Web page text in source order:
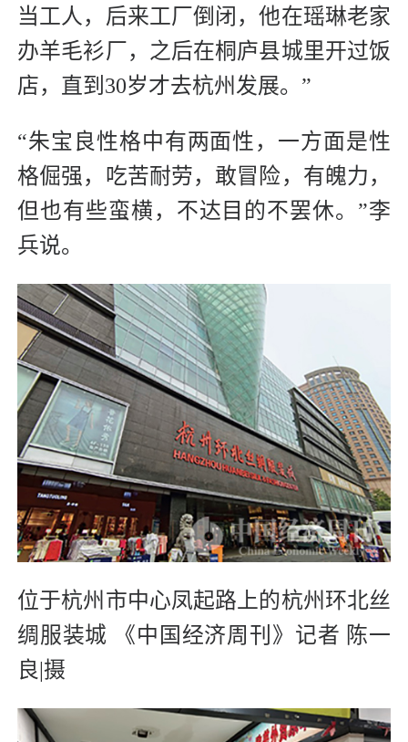
当工人，后来工厂倒闭，他在瑶琳老家
办羊毛衫厂，之后在桐庐县城里开过饭
店，直到30岁才去杭州发展。”
“朱宝良性格中有两面性，一方面是性
格倔强，吃苦耐劳，敢冒险，有魄力，
但也有些蛮横，不达目的不罢休。”李
兵说。
位于杭州市中心凤起路上的杭州环北丝
绸服装城 《中国经济周刊》记者 陈一
良|摄